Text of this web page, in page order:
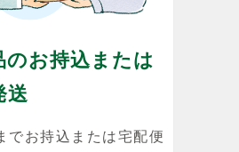
のお持込または
送
でお持込または宅配便